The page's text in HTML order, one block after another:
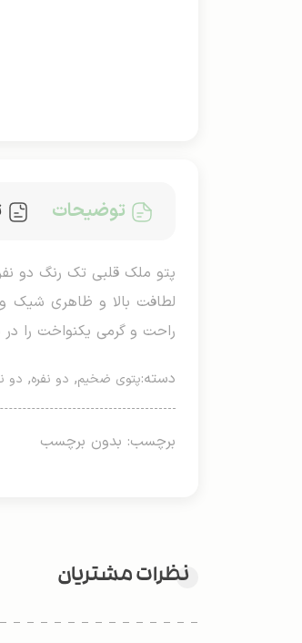
توضیحات
لطافت بالا و ظاهری شیک
راحت و گرمی یکنواخت را
دسته:پتوی ضخیم, دو نفره, دو
برچسب: بدون برچسب
نظرات مشتریان